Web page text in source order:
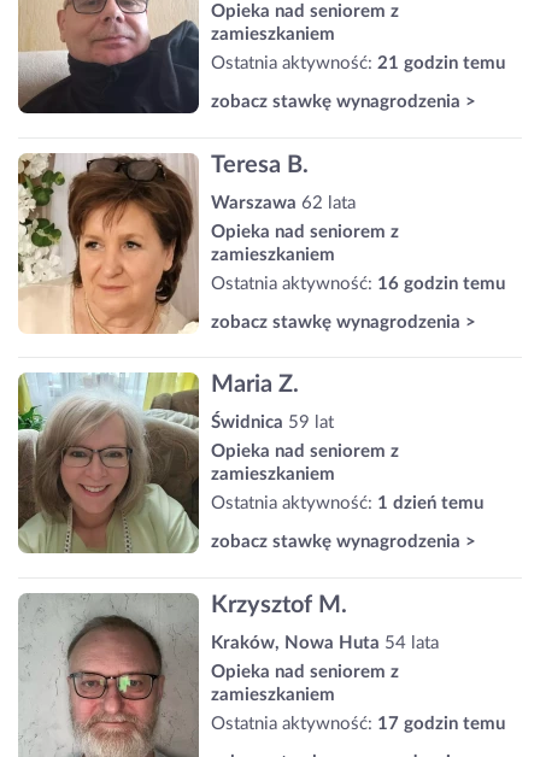
Opieka nad seniorem z
zamieszkaniem
Ostatnia aktywność: 21 godzin temu
zobacz stawkę wynagrodzenia >
Teresa B.
Warszawa 62 lata
Opieka nad seniorem z
zamieszkaniem
Ostatnia aktywność: 16 godzin temu
zobacz stawkę wynagrodzenia >
Maria Z.
Świdnica 59 lat
Opieka nad seniorem z
zamieszkaniem
Ostatnia aktywność: 1 dzień temu
zobacz stawkę wynagrodzenia >
Krzysztof M.
Kraków, Nowa Huta 54 lata
Opieka nad seniorem z
zamieszkaniem
Ostatnia aktywność: 17 godzin temu